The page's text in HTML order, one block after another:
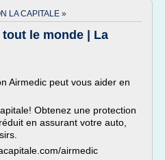
LA CAPITALE »
le monde | La
Airmedic peut vous aider en
Obtenez une protection
en assurant votre auto,
airmedic